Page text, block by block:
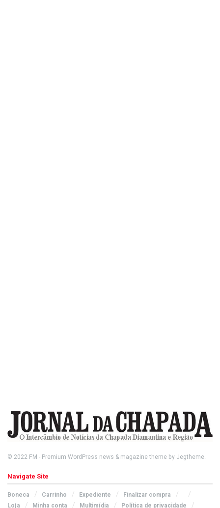
© 2022 FM - Premium WordPress news & magazine theme by Jegtheme.
Navigate Site
Boneca Carrinho Expediente
Finalizar compra
Loja
Minha conta Multimídia Política de privacidade